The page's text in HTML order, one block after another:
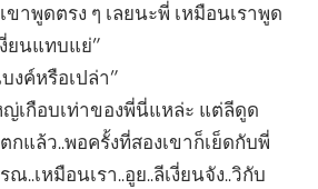
ขาพูดตรง ๆ เลยนะพี่ เหมือนเราพูด
ยนแทบแย่”
งค์หรือเปล่า”
ญ่เกือบเท่าของพี่นี่แหล่ะ แต่ลีดูด
กแล้ว..พอครั้งที่สองเขาก็เย็ดกับพี่
..เหมือนเรา..อูย..ลีเงี่ยนจัง..วิกับ